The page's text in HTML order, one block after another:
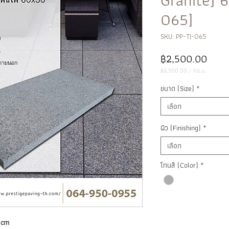
065]
SKU: PP-TI-065
฿2,500.00
฿2,500.00 / 1ตร.ม.
1
ตาราง
เมตร
ขนาด (Size) *
เลือก
ผิว (Finishing) *
เลือก
โทนสี (Color) *